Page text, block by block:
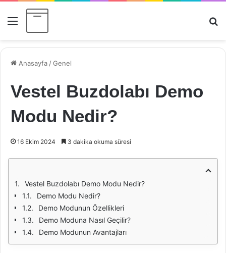
Menü
Anasayfa /Genel
Vestel Buzdolabı Demo
Modu Nedir?
16 Ekim 2024 3 dakika okuma süresi
Vestel Buzdolabı Demo Modu Nedir?
Demo Modu Nedir?
Demo Modunun Özellikleri
Demo Moduna Nasıl Geçilir?
Demo Modunun Avantajları